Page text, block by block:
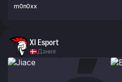
m0n0xx
XI Esport
Дания